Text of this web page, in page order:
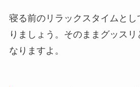
寝る前のリラックスタイムと
りましょう。そのままグッス
なりますよ。